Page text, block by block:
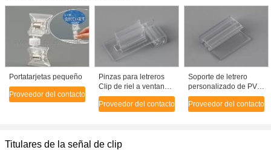
Portatarjetas pequeño
Proveedor del contacto
Pinzas para letreros
Clip de riel a ventana
Soporte de letrero de
PVC flexible
Proveedor del contacto
Soporte de letrero
personalizado de PVC
rígido y flexible,
bisagras con base
Proveedor del contacto
Titulares de la señal de clip